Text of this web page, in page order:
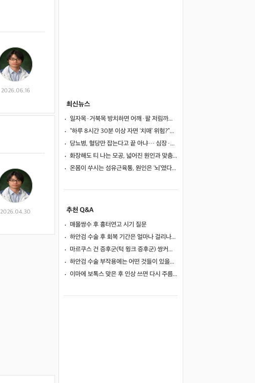
2026.06.16
2026.04.30
최신뉴스
일자목·거북목 방치하면 어깨·팔 저림까지…초기 관리가 중요한 이유
“하루 8시간 30분 이상 자면 ‘치매’ 위험?”… 혈액 속 알츠하이머 단백질 늘었다
당뇨병, 혈당만 잡는다고 끝 아냐… 심장·신장·발 건강 관리까지 챙겨야
화장해도 티 나는 모공, 넓어진 원인과 맞춤 치료법
온몸이 쑤시는 섬유근육통, 원인은 ‘뇌’였다… 250만 명 연구로 첫 입증
추천 Q&A
매몰쌍수 후 흉터연고 시기 질문
하안검 수술 후 회복 기간은 얼마나 걸리나요?
마르쿠스 건 증후군(턱 윙크 증후군) 쌍커풀 수술 가능 여부
하안검 수술 부작용에는 어떤 것들이 있을까요?
이마에 보톡스 맞은 후 인상 쓰면 다시 주름이 생길까요?